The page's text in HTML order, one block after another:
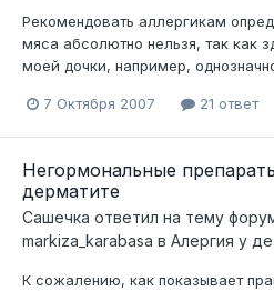
Рекомендовать аллергикам
мяса абсолютно нельзя, так как
моей дочки, например,
7 Октября 2007 21 ответ
Негормональные
дерматите
Сашечка ответил на тему
markiza_karabasa в Алергия у
К сожалению, как показывает